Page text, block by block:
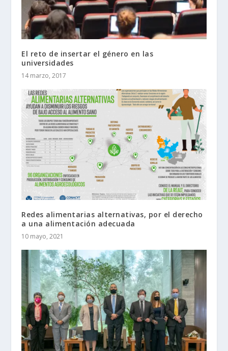
El reto de insertar el género en las
universidades
14 marzo, 2017
Redes alimentarias alternativas, por el derecho
a una alimentación adecuada
10 mayo, 2021